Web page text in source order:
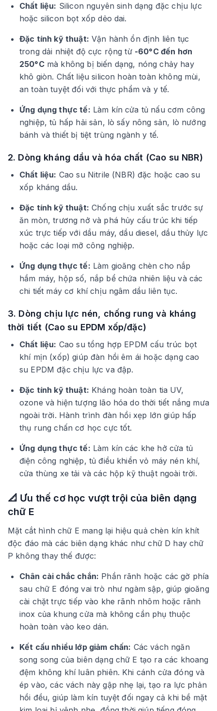
Chất liệu: Silicon nguyên sinh dạng đặc chịu lực
hoặc silicon bọt xốp dẻo dai.
Đặc tính kỹ thuật: Vận hành ổn định liên tục
trong dải nhiệt độ cực rộng từ -60°C đến hơn
250°Cmà không bị biến dạng, nóng chảy hay
khô giòn. Chất liệu silicon hoàn toàn không mùi,
an toàn tuyệt đối với thực phẩm và y tế.
Ứng dụng thực tế: Làm kín cửa tủ nấu cơm công
nghiệp, tủ hấp hải sản, lò sấy nông sản, lò nướng
bánh và thiết bị tiệt trùng ngành y tế.
2. Dòng kháng dầu và hóa chất (Cao su NBR)
Chất liệu: Cao su Nitrile (NBR) đặc hoặc cao su
xốp kháng dầu.
Đặc tính kỹ thuật: Chống chịu xuất sắc trước sự
ăn mòn, trương nở và phá hủy cấu trúc khi tiếp
xúc trực tiếp với dầu máy, dầu diesel, dầu thủy lực
hoặc các loại mỡ công nghiệp.
Ứng dụng thực tế: Làm gioăng chèn cho nắp
hầm máy, hộp số, nắp bể chứa nhiên liệu và các
chi tiết máy cơ khí chịu ngâm dầu liên tục.
3. Dòng chịu lực nén, chống rung và kháng
thời tiết (Cao su EPDM xốp/đặc)
Chất liệu: Cao su tổng hợp EPDM cấu trúc bọt
khí mịn (xốp) giúp đàn hồi êm ái hoặc dạng cao
su EPDM đặc chịu lực va đập.
Đặc tính kỹ thuật: Kháng hoàn toàn tia UV,
ozone và hiện tượng lão hóa do thời tiết nắng mưa
ngoài trời. Hành trình đàn hồi xẹp lớn giúp hấp
thụ rung chấn cơ học cực tốt.
Ứng dụng thực tế: Làm kín các khe hở cửa tủ
điện công nghiệp, tủ điều khiển vỏ máy nén khí,
cửa thùng xe tải và các hộp kỹ thuật ngoài trời.
📐 Ưu thế cơ học vượt trội của biên dạng
chữ E
Mặt cắt hình chữ E mang lại hiệu quả chèn kín khít
độc đáo mà các biên dạng khác như chữ D hay chữ
P không thay thế được:
Chân cài chắc chắn: Phần rãnh hoặc các gờ phía
sau chữ E đóng vai trò như ngàm sập, giúp gioăng
cài chặt trực tiếp vào khe rãnh nhôm hoặc rãnh
inox của khung cửa mà không cần phụ thuộc
hoàn toàn vào keo dán.
Kết cấu nhiều lớp giảm chấn: Các vách ngăn
song song của biên dạng chữ E tạo ra các khoang
đệm không khí luân phiên. Khi cánh cửa đóng và
ép vào, các vách này gập nhẹ lại, tạo ra lực phản
hồi đều, giúp làm kín tuyệt đối ngay cả khi bề mặt